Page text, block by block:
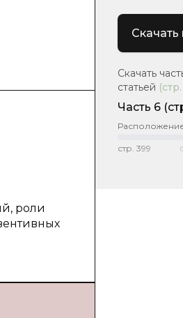
роли
Скачать
статьей (стр.
Часть 6
стр. 399